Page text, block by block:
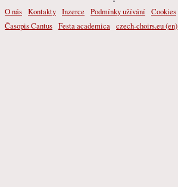
O nás Kontakty Inzerce Podmínky užívání Cookies
Časopis Cantus Festa academica czech-choirs.eu (en)